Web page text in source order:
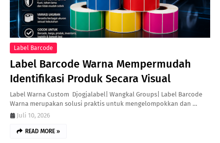
Label Barcode
Label Barcode Warna Mempermudah
Identifikasi Produk Secara Visual
Label Warna Custom Djogjalabel| Wangkal Groups| Label Barcode
Warna merupakan solusi praktis untuk mengelompokkan dan …
Juli 10, 2026
READ MORE »